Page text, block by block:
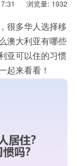
浏览量: 1932
很多华人选择移
澳大利亚有哪些
亚可以住的习惯
起来看看！